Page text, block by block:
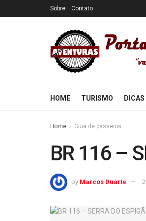
Sobre Contato
HOME TURISMO DICAS
Home Guia de passeios
BR 116 –
by Marcos Duarte